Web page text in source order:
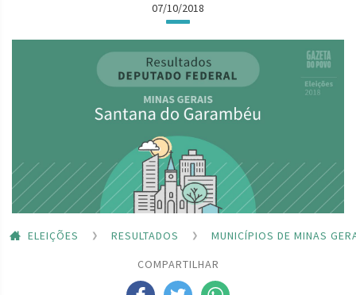
07/10/2018
ELEIÇÕES RESULTADOS
MUNICÍPIOS DE MINAS
COMPARTILHAR